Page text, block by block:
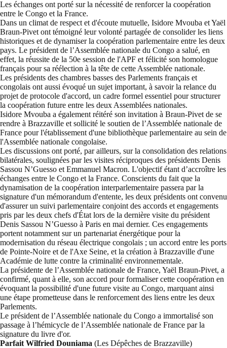
Les échanges ont porté sur la nécessité de renforcer la coopération
entre le Congo et la France.
Dans un climat de respect et d'écoute mutuelle, Isidore Mvouba et Yaël
Braun-Pivet ont témoigné leur volonté partagée de consolider les liens
historiques et de dynamiser la coopération parlementaire entre les deux
pays. Le président de l’Assemblée nationale du Congo a salué, en
effet, la réussite de la 50e session de l'APF et félicité son homologue
français pour sa réélection à la tête de cette Assemblée nationale.
Les présidents des chambres basses des Parlements français et
congolais ont aussi évoqué un sujet important, à savoir la relance du
projet de protocole d'accord, un cadre formel essentiel pour structurer
la coopération future entre les deux Assemblées nationales.
Isidore Mvouba a également réitéré son invitation à Braun-Pivet de se
rendre à Brazzaville et sollicité le soutien de l’Assemblée nationale de
France pour l'établissement d'une bibliothèque parlementaire au sein de
l'Assemblée nationale congolaise.
Les discussions ont porté, par ailleurs, sur la consolidation des relations
bilatérales, soulignées par les visites réciproques des présidents Denis
Sassou N’Guesso et Emmanuel Macron. L'objectif étant d’accroître les
échanges entre le Congo et la France. Conscients du fait que la
dynamisation de la coopération interparlementaire passera par la
signature d'un mémorandum d'entente, les deux présidents ont convenu
d'assurer un suivi parlementaire conjoint des accords et engagements
pris par les deux chefs d'État lors de la dernière visite du président
Denis Sassou N’Guesso à Paris en mai dernier. Ces engagements
portent notamment sur un partenariat énergétique pour la
modernisation du réseau électrique congolais ; un accord entre les ports
de Pointe-Noire et de l'Axe Seine, et la création à Brazzaville d'une
Académie de lutte contre la criminalité environnementale.
La présidente de l’Assemblée nationale de France, Yaël Braun-Pivet, a
confirmé, quant à elle, son accord pour formaliser cette coopération en
évoquant la possibilité d'une future visite au Congo, marquant ainsi
une étape prometteuse dans le renforcement des liens entre les deux
Parlements.
Le président de l’Assemblée nationale du Congo a immortalisé son
passage à l’hémicycle de l’Assemblée nationale de France par la
signature du livre d'or.
Parfait Wilfried Douniama (Les Dépêches de Brazzaville)